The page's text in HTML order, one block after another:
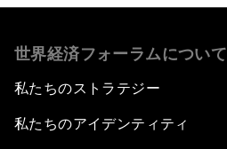
世界経済フォーラムについて
私たちのストラテジー
私たちのアイデンティティ